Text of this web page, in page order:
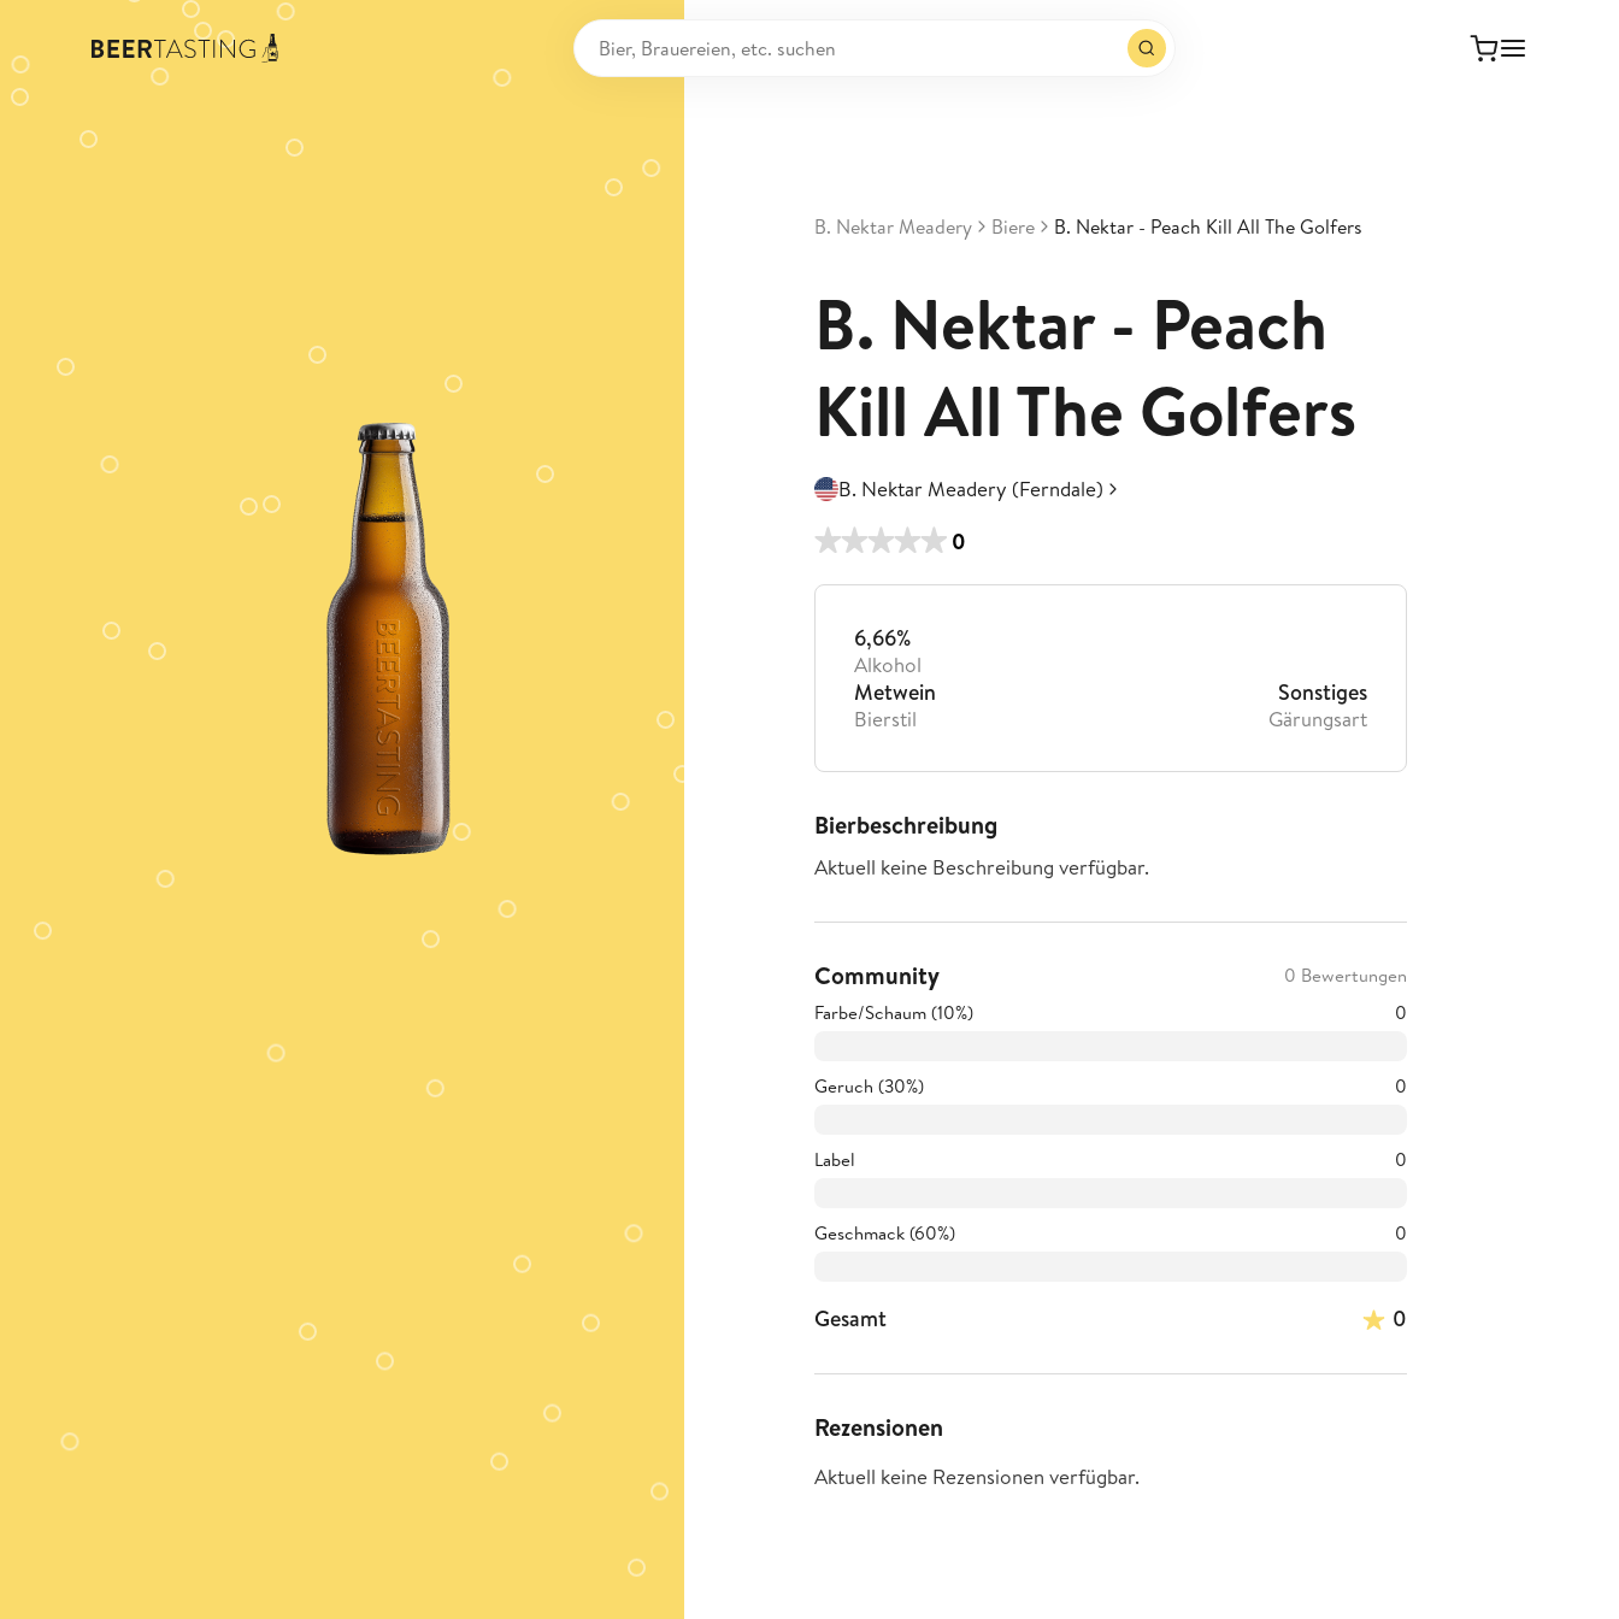
B. Nektar Meadery Biere B. Nektar - Peach Kill All The Golfers
B. Nektar - Peach
Kill All The Golfers
B. Nektar Meadery (Ferndale)
0
6,66%
Alkohol
Metwein
Bierstil
Sonstiges
Gärungsart
Bierbeschreibung
Aktuell keine Beschreibung verfügbar.
Community
0 Bewertungen
Farbe/Schaum (10%)
0
Geruch (30%) 0
Label 0
Geschmack (60%) 0
Gesamt 0
Rezensionen
Aktuell keine Rezensionen verfügbar.